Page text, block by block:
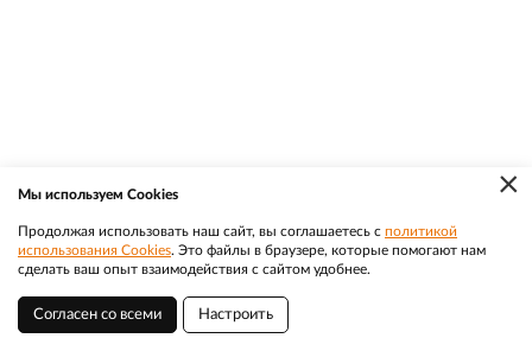
×
Мы используем Cookies
Продолжая использовать наш сайт, вы соглашаетесь с политикой
использования Cookies. Это файлы в браузере, которые помогают нам
сделать ваш опыт взаимодействия с сайтом удобнее.
Согласен со всеми Настроить